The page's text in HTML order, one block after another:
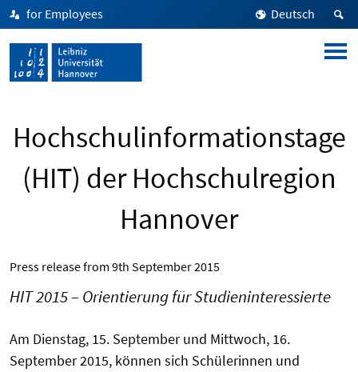
for Employees Deutsch
Hochschulinformationstage
(HIT) der Hochschulregion
Hannover
Press release from 9th September 2015
HIT 2015 – Orientierung für Studieninteressierte
Am Dienstag, 15. September und Mittwoch, 16.
September 2015, können sich Schülerinnen und